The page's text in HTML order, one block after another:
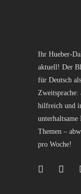
Ihr Hueber-
aktuell! Der
für Deutsch
Zweitsprache:
hilfreich und
Themen –
pro Woche!